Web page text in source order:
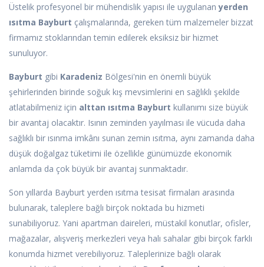
Üstelik profesyonel bir mühendislik yapısı ile uygulananyerden
ısıtma Bayburt çalışmalarında, gereken tüm malzemeler bizzat
firmamız stoklarından temin edilerek eksiksiz bir hizmet
sunuluyor.
Bayburt gibi Karadeniz Bölgesi'nin en önemli büyük
şehirlerinden birinde soğuk kış mevsimlerini en sağlıklı şekilde
atlatabilmeniz için alttan ısıtma Bayburt kullanımı size büyük
bir avantaj olacaktır. Isının zeminden yayılması ile vücuda daha
sağlıklı bir ısınma imkânı sunan zemin ısıtma, aynı zamanda daha
düşük doğalgaz tüketimi ile özellikle günümüzde ekonomik
anlamda da çok büyük bir avantaj sunmaktadır.
Son yıllarda Bayburt yerden ısıtma tesisat firmaları arasında
bulunarak, taleplere bağlı birçok noktada bu hizmeti
sunabiliyoruz. Yani apartman daireleri, müstakil konutlar, ofisler,
mağazalar, alışveriş merkezleri veya halı sahalar gibi birçok farklı
konumda hizmet verebiliyoruz. Taleplerinize bağlı olarak